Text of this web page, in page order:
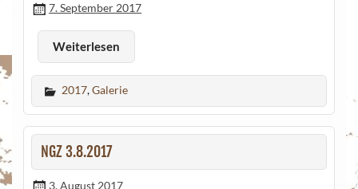
7. September 2017
Weiterlesen
2017,Galerie
NGZ 3.8.2017
3. August 2017